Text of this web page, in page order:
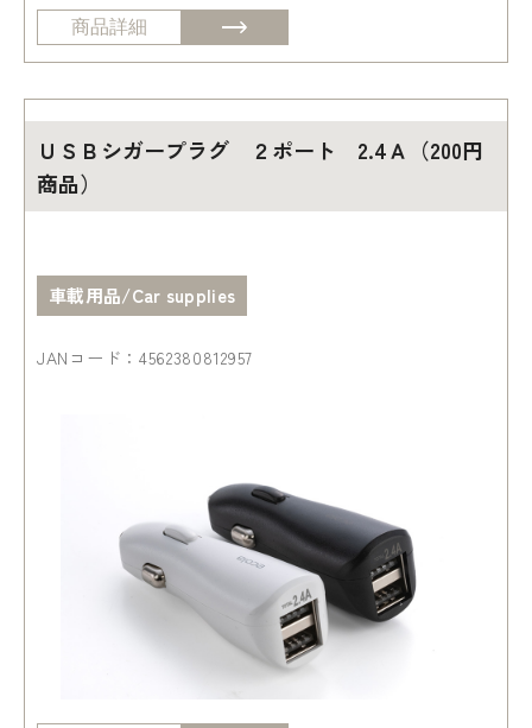
商品詳細
ＵＳＢシガープラグ ２ポート 2.4Ａ（200円
商品）
車載用品/Car supplies
JANコード：4562380812957